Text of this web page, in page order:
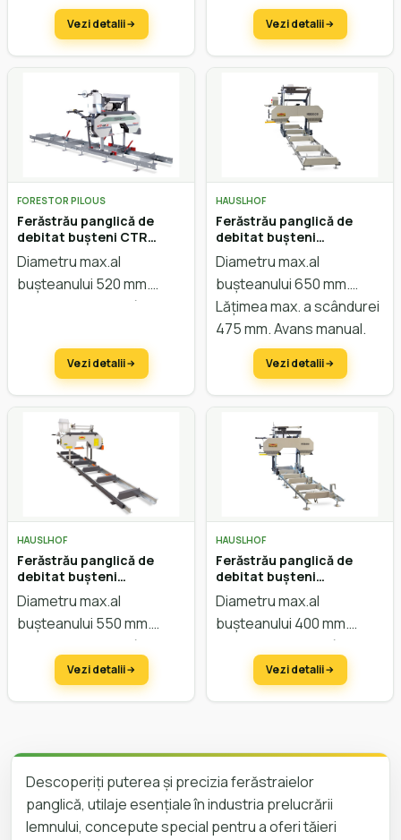
Reglarea înălțimii manual.
Vezi detalii
Reglarea înălțimii manual.
Vezi detalii
FORESTOR PILOUS
Ferăstrău panglică de
debitat bușteni CTR
550GX
Diametru max.al
bușteanului 520 mm.
Lățimea max. a scândurei
Reglarea înălțimii manual.
Motor Honda 11CP
Vezi detalii
HAUSLHOF
Ferăstrău panglică de
debitat bușteni
HAUSLHOF HBB 650
Diametru max.al
bușteanului 650 mm.
Lățimea max. a scândurei
475 mm. Avans manual.
Reglarea înălțimii manual.
Vezi detalii
HAUSLHOF
Ferăstrău panglică de
debitat bușteni
HAUSLHOF HBB 550
Diametru max.al
bușteanului 550 mm.
Lățimea max. a scândurei
530 mm. Avans manual.
Reglarea înălțimii manual.
Vezi detalii
HAUSLHOF
Ferăstrău panglică de
debitat bușteni
HAUSLHOF HBB 400
Diametru max.al
bușteanului 400 mm.
Lățimea max. a scândurei
350 mm. Avans manual.
Reglarea înălțimii manual.
Vezi detalii
Descoperiți puterea și precizia ferăstraielor
panglică, utilaje esențiale în industria prelucrării
lemnului, concepute special pentru a oferi tăieri